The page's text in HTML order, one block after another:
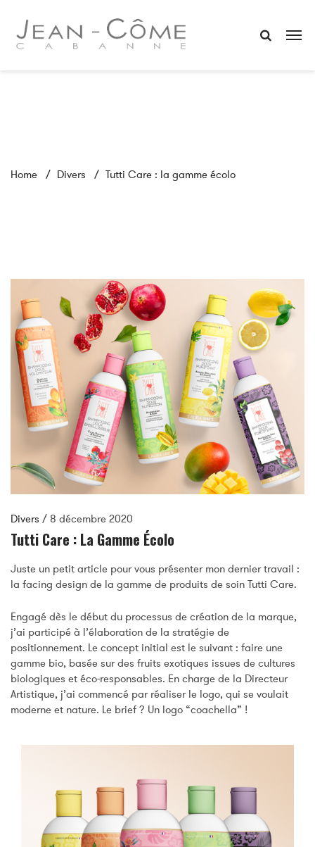
Home Divers Tutti Care : la gamme écolo
Divers / 8 décembre 2020
Tutti Care : La Gamme Écolo
Juste un petit article pour vous présenter mon dernier travail :
la facing design de la gamme de produits de soin Tutti Care.
Engagé dès le début du processus de création de la marque,
j’ai participé à l’élaboration de la stratégie de
positionnement. Le concept initial est le suivant : faire une
gamme bio, basée sur des fruits exotiques issues de cultures
biologiques et éco-responsables. En charge de la Directeur
Artistique, j’ai commencé par réaliser le logo, qui se voulait
moderne et nature. Le brief ? Un logo “coachella” !